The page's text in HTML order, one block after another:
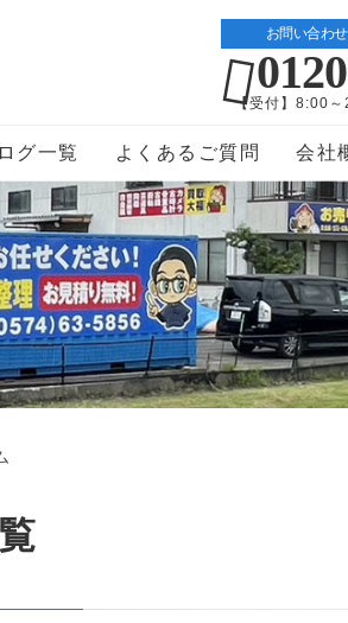
お問い合わ
【受付】8:00
グ一覧 よくあるご質問 会社